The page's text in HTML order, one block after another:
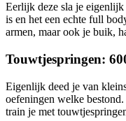
Eerlijk deze sla je
is en het een echte full
armen, maar ook je buik,
Touwtjespringen:
Eigenlijk deed je van
oefeningen welke
train je met